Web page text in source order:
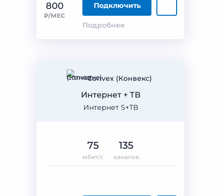
800
₽/МЕС
Подключить
Подробнее
Convex (Конвекс)
Интернет S+ТВ
Интернет + ТВ
75
мбит/с
135
каналов